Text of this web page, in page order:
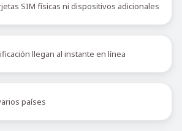
SIM físicas ni dispositivos adicionales
llegan al instante en línea
países